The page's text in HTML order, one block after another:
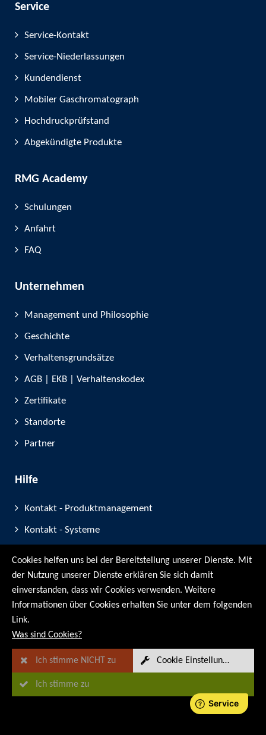
Service
Service-Kontakt
Service-Niederlassungen
Kundendienst
Mobiler Gaschromatograph
Hochdruckprüfstand
Abgekündigte Produkte
RMG Academy
Schulungen
Anfahrt
FAQ
Unternehmen
Management und Philosophie
Geschichte
Verhaltensgrundsätze
AGB | EKB | Verhaltenskodex
Zertifikate
Standorte
Partner
Hilfe
Kontakt - Produktmanagement
Kontakt - Systeme
Vertriebskontakt
Standorte
Partner
Geräte-Registrierung
Messe-Teilnahmen
Cookies helfen uns bei der Bereitstellung unserer Dienste. Mit
der Nutzung unserer Dienste erklären Sie sich damit
einverstanden, dass wir Cookies verwenden. Weitere
Informationen über Cookies erhalten Sie unter dem folgenden
Link.
Was sind Cookies?
Ich stimme NICHT zu Cookie Einstellungen
Ich stimme zu